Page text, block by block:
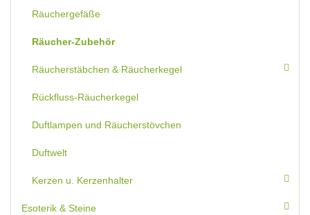
Räuchergefäße
Räucher-Zubehör
Räucherstäbchen & Räucherkegel
Rückfluss-Räucherkegel
Duftlampen und Räucherstövchen
Duftwelt
Kerzen u. Kerzenhalter
Esoterik & Steine